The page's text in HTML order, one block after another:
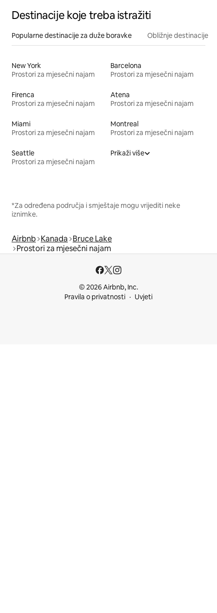
Destinacije koje treba istražiti
Popularne destinacije za duže boravke Obližnje destinacije
New York
Prostori za mjesečni najam
Barcelona
Prostori za mjesečni najam
Firenca
Prostori za mjesečni najam
Atena
Prostori za mjesečni najam
Miami
Prostori za mjesečni najam
Montreal
Prostori za mjesečni najam
Seattle
Prostori za mjesečni najam
Prikaži više
*Za određena područja i smještaje mogu vrijediti neke
iznimke.
Airbnb Kanada Bruce Lake
Prostori za mjesečni najam
© 2026 Airbnb, Inc.
Pravila o privatnosti
Uvjeti